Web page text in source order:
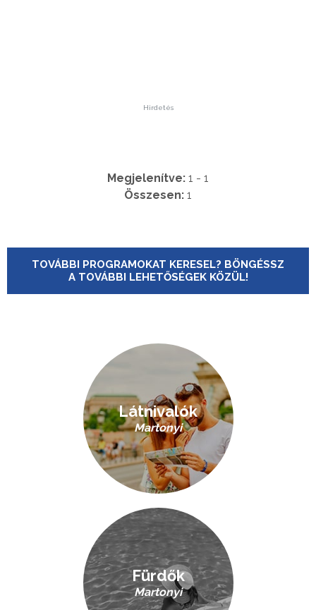
Hirdetés
Megjelenítve: 1 - 1
Összesen: 1
TOVÁBBI PROGRAMOKAT KERESEL? BÖNGÉSSZ
A TOVÁBBI LEHETŐSÉGEK KÖZÜL!
Látnivalók
Martonyi
Fürdők
Martonyi